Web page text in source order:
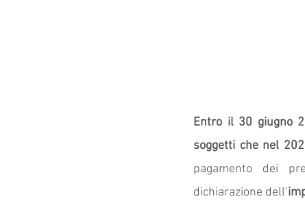
Entro il 30 giugno
soggetti che nel
pagamento dei
dichiarazione dell’